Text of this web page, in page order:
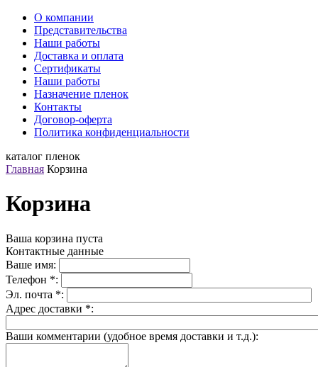
О компании
Представительства
Наши работы
Доставка и оплата
Сертификаты
Наши работы
Назначение пленок
Контакты
Договор-оферта
Политика конфиденциальности
каталог пленок
Главная Корзина
Корзина
Ваша корзина пуста
Контактные данные
Ваше имя:
Телефон *:
Эл. почта *:
Адрес доставки *:
Ваши комментарии (удобное время доставки и т.д.):